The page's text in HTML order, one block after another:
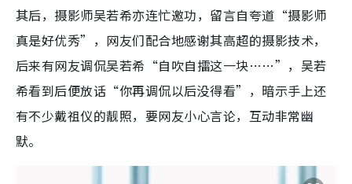
其后，摄影师吴若希亦连忙邀功，留言自夸道“摄影师
真是好优秀”，网友们配合地感谢其高超的摄影技术，
后来有网友调侃吴若希“自吹自擂这一块……”，吴若
希看到后便放话“你再调侃以后没得看”，暗示手上还
有不少戴祖仪的靓照，要网友小心言论，互动非常幽
默。